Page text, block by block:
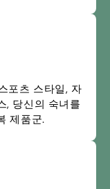
포츠 스타일, 자
, 당신의 숙녀를
제품군.